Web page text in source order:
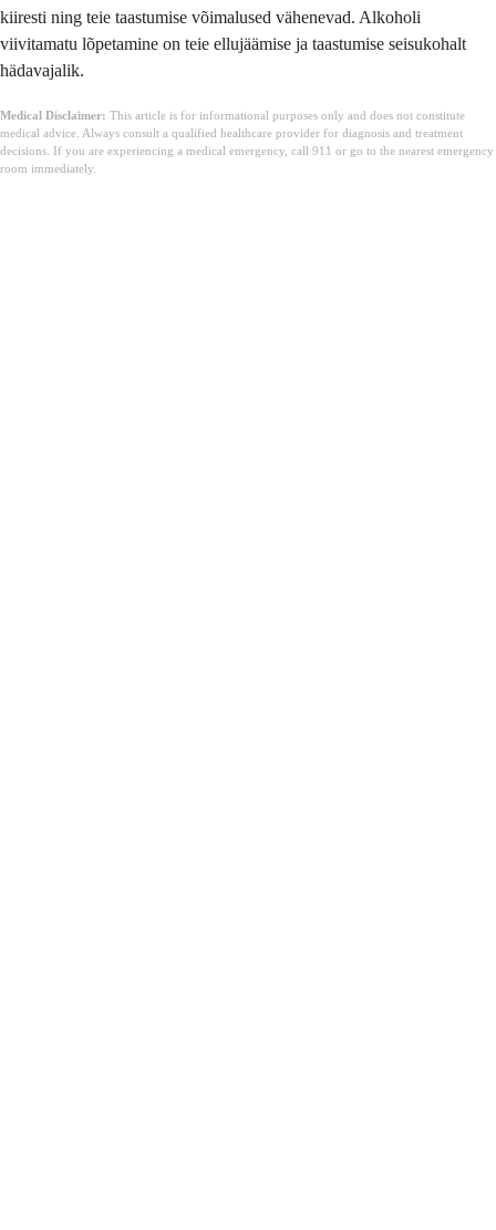
kiiresti ning teie taastumise võimalused vähenevad. Alkoholi
viivitamatu lõpetamine on teie ellujäämise ja taastumise seisukohalt
hädavajalik.
Medical Disclaimer: This article is for informational purposes only and does not constitute
medical advice. Always consult a qualified healthcare provider for diagnosis and treatment
decisions. If you are experiencing a medical emergency, call 911 or go to the nearest emergency
room immediately.